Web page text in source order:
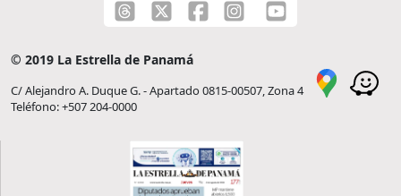
© 2019 La Estrella de Panamá
C/ Alejandro A. Duque G. - Apartado 0815-00507, Zona 4
Teléfono: +507 204-0000